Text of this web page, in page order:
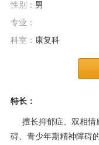
性别： 男
专业：
科室： 康复科
特长：
擅长抑郁症、双相
碍、青少年期精神障碍